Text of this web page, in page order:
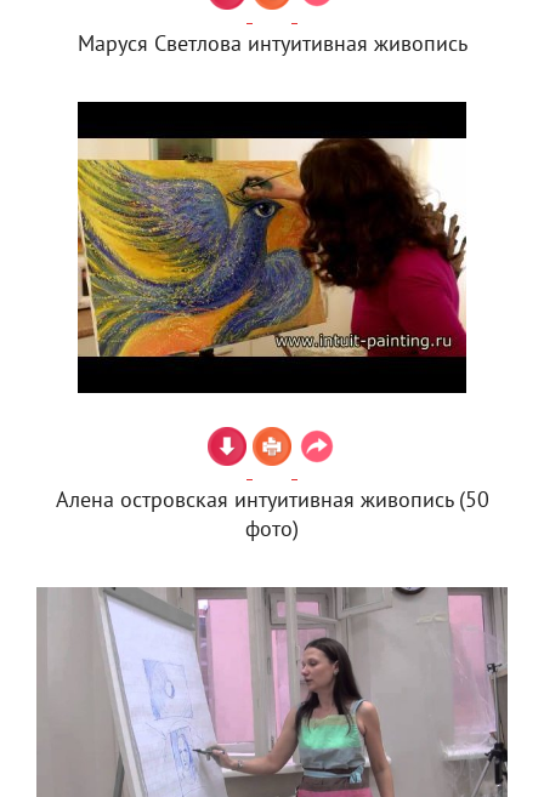
Маруся Светлова интуитивная живопись
Алена островская интуитивная живопись (50
фото)